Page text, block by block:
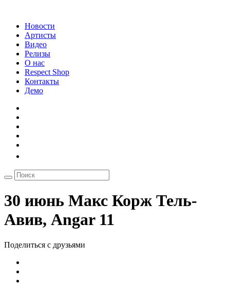
Новости
Артисты
Видео
Релизы
О нас
Respect Shop
Контакты
Демо
30 июнь Макс Корж Тель-
Авив, Angar 11
Поделиться с друзьями